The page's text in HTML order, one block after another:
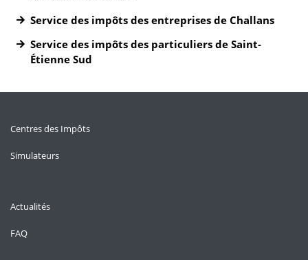
Service des impôts des entreprises de Challans
Service des impôts des particuliers de Saint-
Étienne Sud
Centres des Impôts
Simulateurs
Actualités
FAQ